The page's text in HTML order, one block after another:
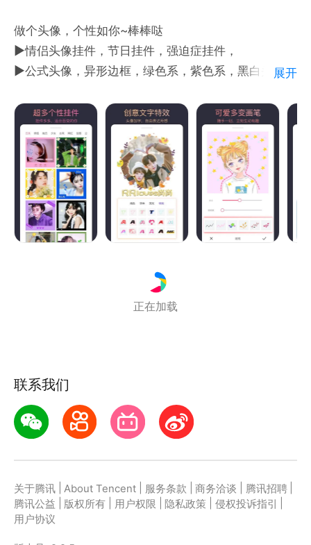
做个头像，个性如你~棒棒哒
▶情侣头像挂件，节日挂件，强迫症挂件，
▶公式头像，异形边框，绿色系，紫色系，黑白头像
▶超多素材，情侣头像，男生女生，动漫，二次元
▶Ai爱头像，智能头像生成，Wow创意
上面所有个性头像，你也可以轻松制作啦！
头像制作大师，帮你DIY专属自己的创意头像~
【超丰富挂件】
好看的头像千篇一律，有趣的头像万里挑一。
热门挂件随便挑，完全不用氪金哦有木有，
抖音风格，蒸汽波，公式头像，强迫症挂件，情侣挂
【少女心贴纸】
别的小仙女都装扮节日套装了，你的头像还趴在列表里
装感冒？
四叶草，冰淇淋，爱心，皇冠，沙滩帽……
超多贴纸不断更新，想贴哪里就贴哪里，
展开
正在加载
联系我们
关于腾讯 About Tencent 服务条款 商务洽谈 腾讯招聘
腾讯公益
版权所有 用户权限 隐私政策 侵权投诉指引
用户协议